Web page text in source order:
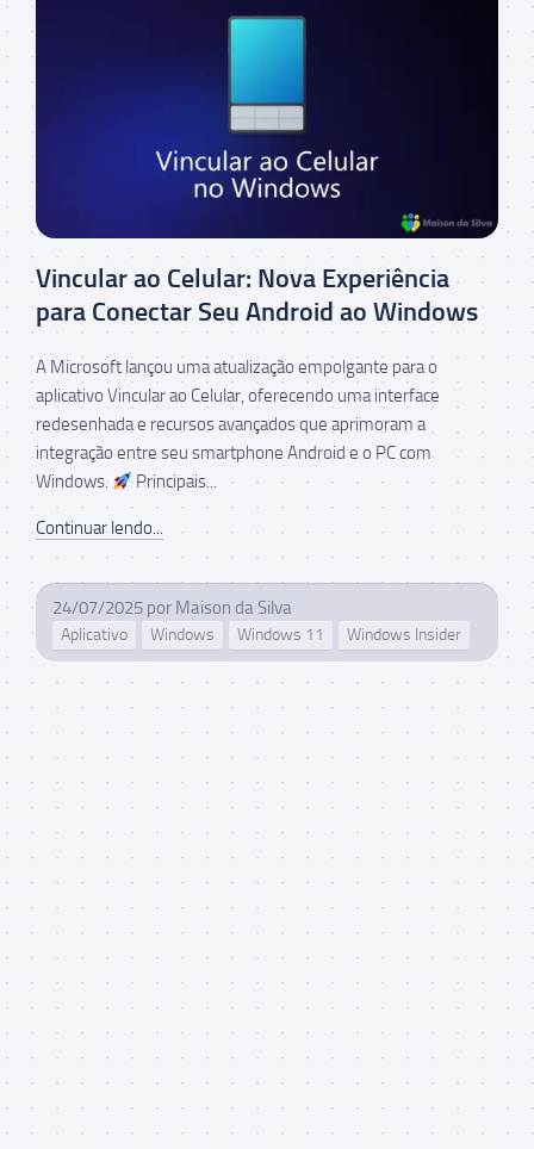
Vincular ao Celular: Nova Experiência
para Conectar Seu Android ao Windows
A Microsoft lançou uma atualização empolgante para o
aplicativo Vincular ao Celular, oferecendo uma interface
redesenhada e recursos avançados que aprimoram a
integração entre seu smartphone Android e o PC com
Windows.
Principais...
Continuar lendo...
24/07/2025 por Maison da Silva
Aplicativo Windows Windows 11 Windows Insider